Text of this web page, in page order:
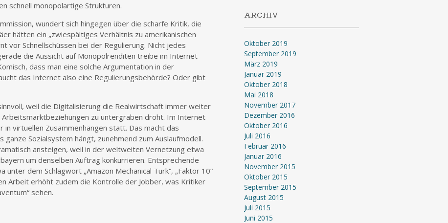
schnell monopolartige Strukturen.
wundert sich hingegen über die scharfe Kritik, die
hätten ein „zwiespältiges Verhältnis zu amerikanischen
vor Schnellschüssen bei der Regulierung. Nicht jedes
die Aussicht auf Monopolrenditen treibe im Internet
dass man eine solche Argumentation in der
das Internet also eine Regulierungsbehörde? Oder gibt
weil die Digitalisierung die Realwirtschaft immer weiter
zu untergraben droht. Im Internet
virtuellen Zusammenhängen statt. Das macht das
Sozialsystem hängt, zunehmend zum Auslaufmodell.
ansteigen, weil in der weltweiten Vernetzung etwa
um denselben Auftrag konkurrieren. Entsprechende
dem Schlagwort „Amazon Mechanical Turk“, „Faktor 10“
Arbeit erhöht zudem die Kontrolle der Jobber, was Kritiker
sehen.
ARCHIV
Oktober 2019
September 2019
März 2019
Januar 2019
Oktober 2018
Mai 2018
November 2017
Dezember 2016
Oktober 2016
Juli 2016
Februar 2016
Januar 2016
November 2015
Oktober 2015
September 2015
August 2015
Juli 2015
Juni 2015